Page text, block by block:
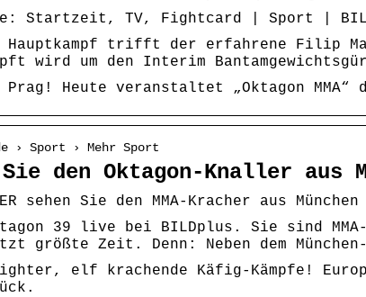
Startzeit, TV, Fightcard | Sport |
Hauptkampf trifft der erfahrene Filip
wird um den Interim
Heute veranstaltet „Oktagon
› Sport › Mehr Sport
Sie den Oktagon-Knaller aus
sehen Sie den MMA-Kracher aus
39 live bei BILDplus. Sie sind
größte Zeit. Denn: Neben dem
elf krachende Käfig-Kämpfe!